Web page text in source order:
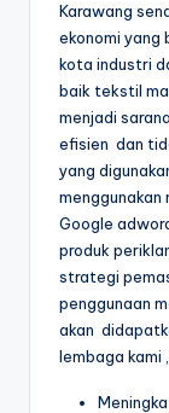
Karawang
ekonomi yang
kota industri
baik tekstil
menjadi
efisien dan
yang
Google
produk
strategi
penggunaan
akan
lembaga kami